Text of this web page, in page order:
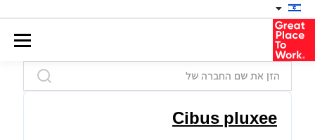
Cibus pluxee